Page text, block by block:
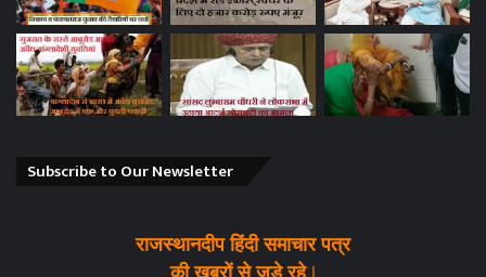
Subscribe to Our Newsletter
राजस्थानदीप हिंदी समाचार पत्र